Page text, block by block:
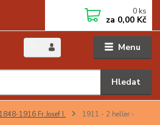
Menu
Hledat
0 ks
za 0,00 Kč
1848-1916 Fr.Josef I.
1911 - 2 heller -